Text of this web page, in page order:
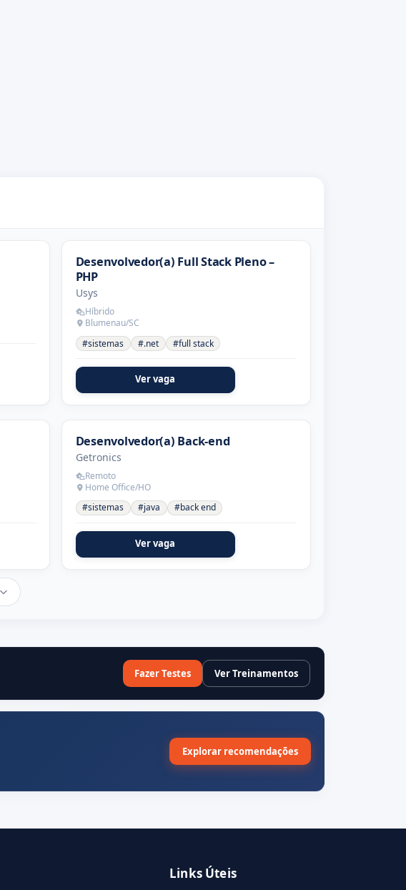
Desenvolvedor(a) Full Stack Pleno –
PHP
Usys
Híbrido
Blumenau/SC
#sistemas
#.net #full stack
Ver vaga
Desenvolvedor(a) Back-end
Getronics
Remoto
Home Office/HO
#sistemas
#java #back end
Ver vaga
Fazer Testes Ver Treinamentos
Explorar recomendações
Links Úteis